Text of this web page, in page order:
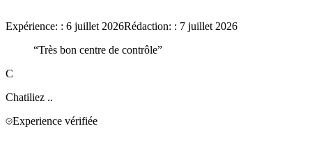
Expérience: : 6 juillet 2026Rédaction: : 7 juillet 2026
“Très bon centre de contrôle”
C
Chatiliez ..
Experience vérifiée